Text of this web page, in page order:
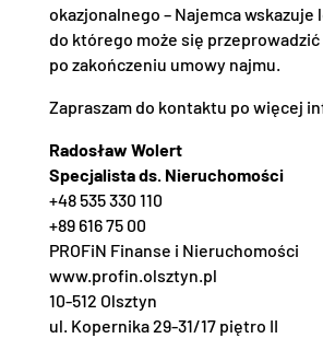
okazjonalnego – Najemca wskazuje
do którego może się przeprowadzić
po zakończeniu umowy najmu.
Zapraszam do kontaktu po więcej
Radosław Wolert
Specjalista ds. Nieruchomości
+48 535 330 110
+89 616 75 00
PROFiN Finanse i Nieruchomości
www.profin.olsztyn.pl
10-512 Olsztyn
ul. Kopernika 29-31/17 piętro II